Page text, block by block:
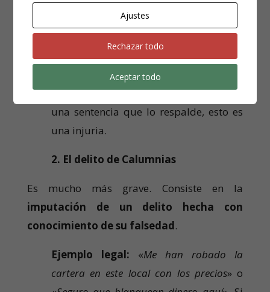
Se produce cuando se vierten expresiones
que lesionan la dignidad del dueño del
negocio o menoscaban su fama.
Ejemplo legal:«El dueño es un
sinvergüenza y un delincuente». Si no hay
una sentencia que lo respalde, esto es
una injuria.
2. El delito de Calumnias
Es mucho más grave. Consiste en la
imputación de un delito hecha con
conocimiento de su falsedad.
Ejemplo legal: «Me han robado la
cartera en este local con los precios» o
Ajustes
Rechazar todo
Aceptar todo